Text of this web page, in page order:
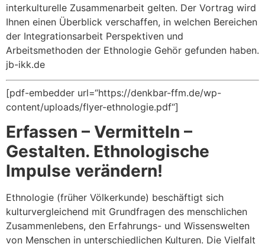
interkulturelle Zusammenarbeit gelten. Der Vortrag wird
Ihnen einen Überblick verschaffen, in welchen Bereichen
der Integrationsarbeit Perspektiven und
Arbeitsmethoden der Ethnologie Gehör gefunden haben.
jb-ikk.de
[pdf-embedder url=“https://denkbar-ffm.de/wp-
content/uploads/flyer-ethnologie.pdf“]
Erfassen – Vermitteln –
Gestalten. Ethnologische
Impulse verändern!
Ethnologie (früher Völkerkunde) beschäftigt sich
kulturvergleichend mit Grundfragen des menschlichen
Zusammenlebens, den Erfahrungs- und Wissenswelten
von Menschen in unterschiedlichen Kulturen. Die Vielfalt